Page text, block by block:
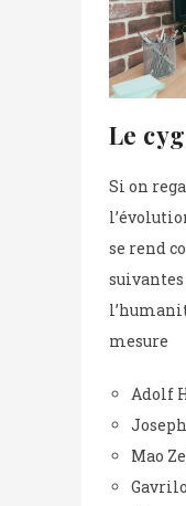
Le
Si on
se rend
mesure
Adolf
Mao